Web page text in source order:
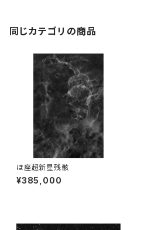
同じカテゴリの商品
ほ座超新星残骸
¥385,000